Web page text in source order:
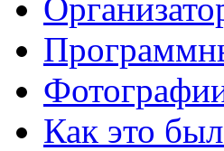
Как это